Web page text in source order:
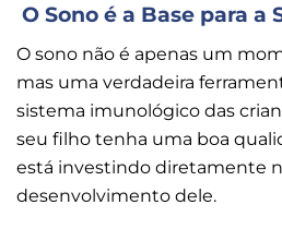
O Sono é a Base para a
O sono não é apenas um
mas uma verdadeira
sistema imunológico das
seu filho tenha uma boa
está investindo diretamente
desenvolvimento dele.